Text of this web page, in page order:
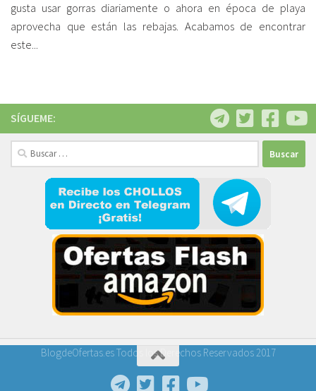
gusta usar gorras diariamente o ahora en época de playa
aprovecha que están las rebajas. Acabamos de encontrar
este...
SÍGUEME:
Buscar:
BlogdeOfertas.es Todos los Derechos Reservados 2017